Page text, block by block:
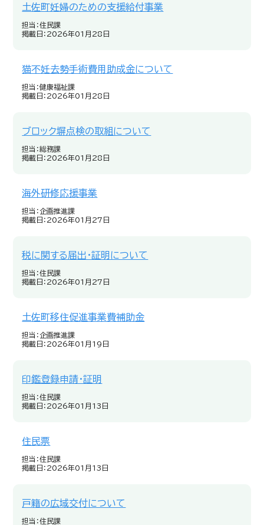
土佐町妊婦のための支援給付事業
担当：住民課
掲載日：2026年01月28日
猫不妊去勢手術費用助成金について
担当：健康福祉課
掲載日：2026年01月28日
ブロック塀点検の取組について
担当：総務課
掲載日：2026年01月28日
海外研修応援事業
担当：企画推進課
掲載日：2026年01月27日
税に関する届出・証明について
担当：住民課
掲載日：2026年01月27日
土佐町移住促進事業費補助金
担当：企画推進課
掲載日：2026年01月19日
印鑑登録申請・証明
担当：住民課
掲載日：2026年01月13日
住民票
担当：住民課
掲載日：2026年01月13日
戸籍の広域交付について
担当：住民課